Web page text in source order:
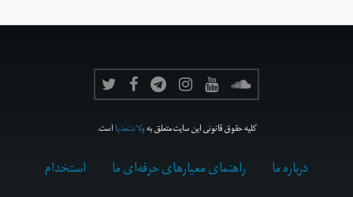
کلیه حقوق قانونی این سایت متعلق بهولانت‌مدیااست.
درباره ما راهنمای معیارهای حرفه‌ای ما
استخدام